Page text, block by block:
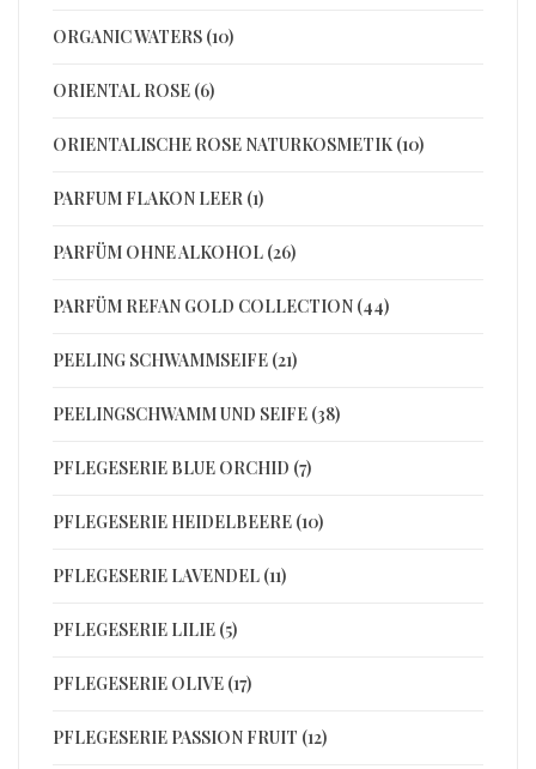
ORGANIC WATERS (10)
ORIENTAL ROSE (6)
ORIENTALISCHE ROSE NATURKOSMETIK (10)
PARFUM FLAKON LEER (1)
PARFÜM OHNE ALKOHOL (26)
PARFÜM REFAN GOLD COLLECTION (44)
PEELING SCHWAMMSEIFE (21)
PEELINGSCHWAMM UND SEIFE (38)
PFLEGESERIE BLUE ORCHID (7)
PFLEGESERIE HEIDELBEERE (10)
PFLEGESERIE LAVENDEL (11)
PFLEGESERIE LILIE (5)
PFLEGESERIE OLIVE (17)
PFLEGESERIE PASSION FRUIT (12)